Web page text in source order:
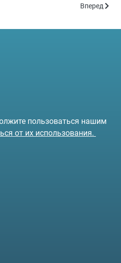
Вперед
пользоваться нашим
от их использования.